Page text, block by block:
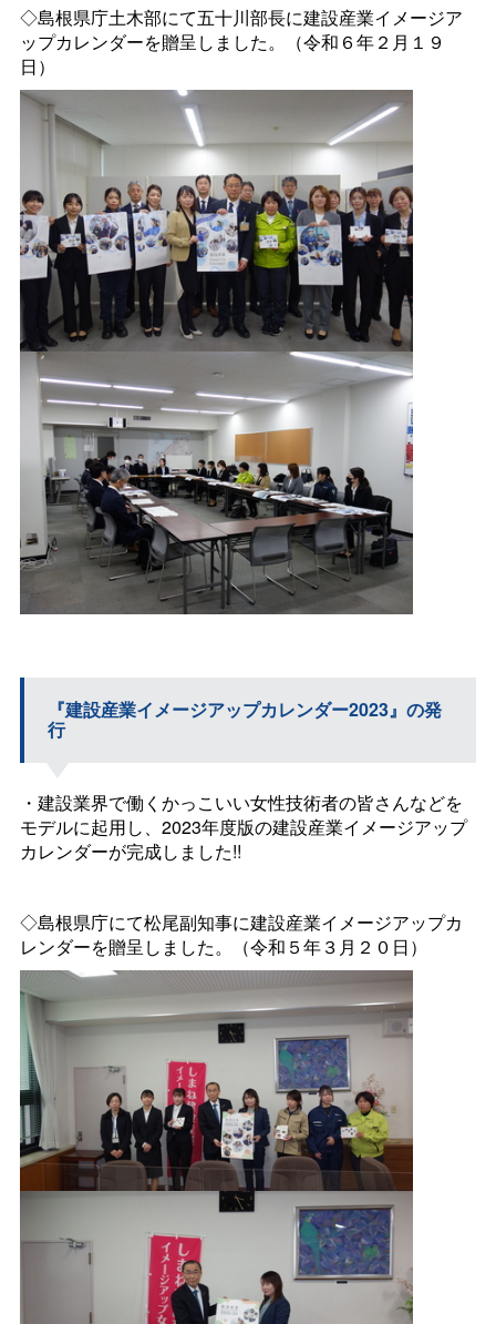
◇島根県庁土木部にて五十川部長に建設産業イメージア
ップカレンダーを贈呈しました。（令和６年２月１９
日）
『建設産業イメージアップカレンダー2023』の発
行
・建設業界で働くかっこいい女性技術者の皆さんなどを
モデルに起用し、2023年度版の建設産業イメージアップ
カレンダーが完成しました!!
◇島根県庁にて松尾副知事に建設産業イメージアップカ
レンダーを贈呈しました。（令和５年３月２０日）